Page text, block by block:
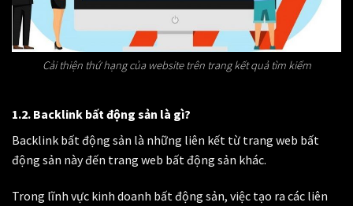
Cải thiện thứ hạng của website trên trang kết quả tìm kiếm
1.2. Backlink bất động sản là gì?
Backlink bất động sản là những liên kết từ trang web bất
động sản này đến trang web bất động sản khác.
Trong lĩnh vực kinh doanh bất động sản, việc tạo ra các liên